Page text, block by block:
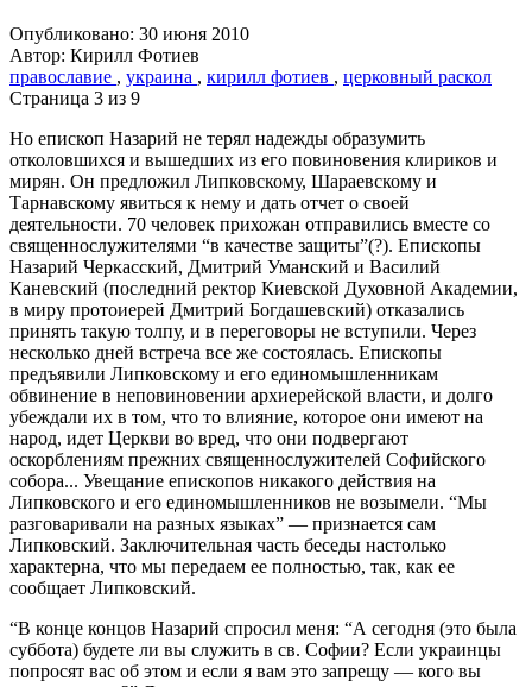
Опубликовано: 30 июня 2010
Автор: Кирилл Фотиев
православие , украина , кирилл фотиев , церковный раскол
Страница 3 из 9
Но епископ Назарий не терял надежды образумить
отколовшихся и вышедших из его повиновения клириков и
мирян. Он предложил Липковскому, Шараевскому и
Тарнавскому явиться к нему и дать отчет о своей
деятельности. 70 человек прихожан отправились вместе со
священнослужителями “в качестве защиты”(?). Епископы
Назарий Черкасский, Дмитрий Уманский и Василий
Каневский (последний ректор Киевской Духовной Академии,
в миру протоиерей Дмитрий Богдашевский) отказались
принять такую толпу, и в переговоры не вступили. Через
несколько дней встреча все же состоялась. Епископы
предъявили Липковскому и его единомышленникам
обвинение в неповиновении архиерейской власти, и долго
убеждали их в том, что то влияние, которое они имеют на
народ, идет Церкви во вред, что они подвергают
оскорблениям прежних священнослужителей Софийского
собора... Увещание епископов никакого действия на
Липковского и его единомышленников не возымели. “Мы
разговаривали на разных языках” — признается сам
Липковский. Заключительная часть беседы настолько
характерна, что мы передаем ее полностью, так, как ее
сообщает Липковский.
“В конце концов Назарий спросил меня: “А сегодня (это была
суббота) будете ли вы служить в св. Софии? Если украинцы
попросят вас об этом и если я вам это запрещу — кого вы